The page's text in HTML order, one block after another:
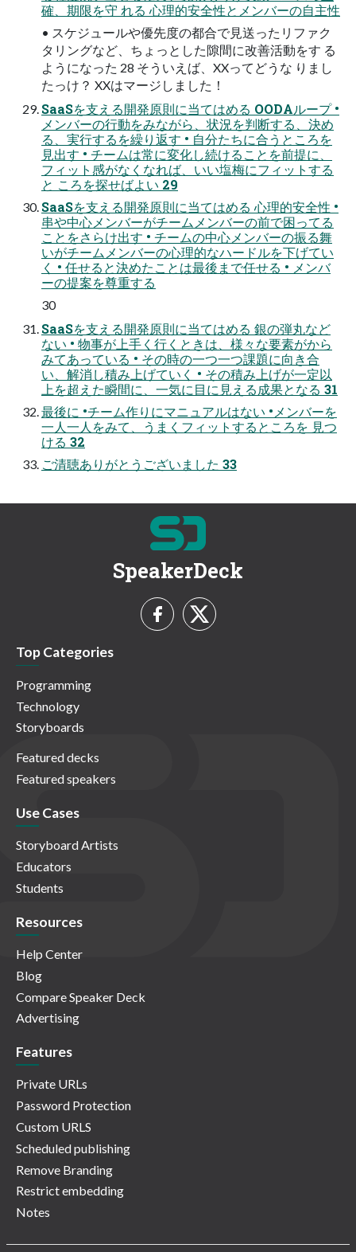
確、期限を守 れる 心理的安全性とメンバーの自主性
• スケジュールや優先度の都合で見送ったリファク
タリングなど、ちょっとした隙間に改善活動をす る
ようになった 28 そういえば、XXってどうな りまし
たっけ？ XXはマージしました！
SaaSを支える開発原則に当てはめる OODAループ •
メンバーの行動をみながら、状況を判断する、決め
る、実行するを繰り返す • 自分たちに合うところを
見出す • チームは常に変化し続けることを前提に、
フィット感がなくなれば、いい塩梅にフィットする
と ころを探せばよい 29
SaaSを支える開発原則に当てはめる 心理的安全性 •
串や中心メンバーがチームメンバーの前で困ってる
ことをさらけ出す • チームの中心メンバーの振る舞
いがチームメンバーの心理的なハードルを下げてい
く • 任せると決めたことは最後まで任せる • メンバ
ーの提案を尊重する
30
SaaSを支える開発原則に当てはめる 銀の弾丸など
ない • 物事が上手く行くときは、様々な要素がから
みてあっている • その時の一つ一つ課題に向き合
い、解消し積み上げていく • その積み上げが一定以
上を超えた瞬間に、一気に目に見える成果となる 31
最後に •チーム作りにマニュアルはない •メンバーを
一人一人をみて、うまくフィットするところを 見つ
ける 32
ご清聴ありがとうございました 33
SpeakerDeck
Top Categories
Programming
Technology
Storyboards
Featured decks
Featured speakers
Use Cases
Storyboard Artists
Educators
Students
Resources
Help Center
Blog
Compare Speaker Deck
Advertising
Features
Private URLs
Password Protection
Custom URLS
Scheduled publishing
Remove Branding
Restrict embedding
Notes